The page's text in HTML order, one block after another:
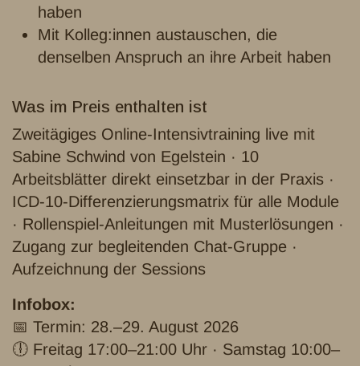
haben
Mit Kolleg:innen austauschen, die
denselben Anspruch an ihre Arbeit haben
Was im Preis enthalten ist
Zweitägiges Online-Intensivtraining live mit
Sabine Schwind von Egelstein · 10
Arbeitsblätter direkt einsetzbar in der Praxis ·
ICD-10-Differenzierungsmatrix für alle Module
· Rollenspiel-Anleitungen mit Musterlösungen ·
Zugang zur begleitenden Chat-Gruppe ·
Aufzeichnung der Sessions
Infobox:
📅 Termin: 28.–29. August 2026
🕕 Freitag 17:00–21:00 Uhr · Samstag 10:00–